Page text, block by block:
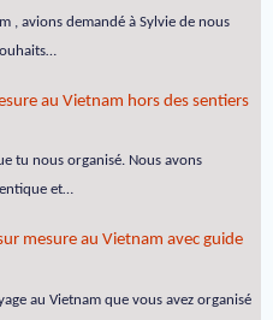
, avions demandé à Sylvie de nous
au Vietnam hors des sentiers
tu nous organisé. Nous avons
et…
mesure au Vietnam avec guide
au Vietnam que vous avez organisé